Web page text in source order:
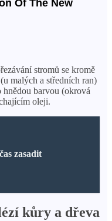
stromů se kromě
malých a středních ran)
hnědou barvou (okrová
oleji.
zasadit
kůry a dřeva